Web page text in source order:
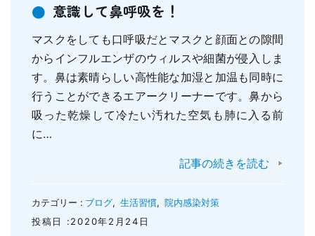
意識して鼻呼吸を！
マスクをしても口呼吸だとマスクと顔面との隙間
からインフルエンザのウィルスや細菌が侵入しま
す。鼻は素晴らしい高性能な加湿と加温も同時に
行うことができるエアークリーナーです。鼻から
吸った乾燥して冷たい汚れた空気も肺に入る前
に…
記事の続きを読む
カテゴリー : ブログ, 生活習慣, 院内感染対策
投稿日 :2020年2月24日